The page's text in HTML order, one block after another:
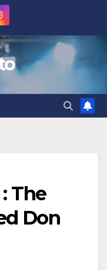
: The
Don